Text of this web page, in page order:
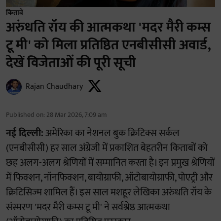
किताबें
अरुंधति रॉय की आत्मकथा 'मदर मैरी कम्स
टू मी' को मिला प्रतिष्ठित एनबीसीसी अवार्ड,
देखें विजेताओं की पूरी सूची
Rajan Chaudhary
Published on: 28 Mar 2026, 7:09 am
नई दिल्ली:अमेरिका का नेशनल बुक क्रिटिक्स सर्कल
(एनबीसीसी) हर साल अंग्रेजी में प्रकाशित बेहतरीन किताबों को
छह अलग-अलग श्रेणियों में सम्मानित करता है। इन प्रमुख श्रेणियों
में फिक्शन, नॉनफिक्शन, बायोग्राफी, ऑटोबायोग्राफी, पोएट्री और
क्रिटिसिज्म शामिल हैं। इस साल मशहूर लेखिका अरुंधति रॉय के
संस्मरण 'मदर मैरी कम्स टू मी' ने सर्वश्रेष्ठ आत्मकथा